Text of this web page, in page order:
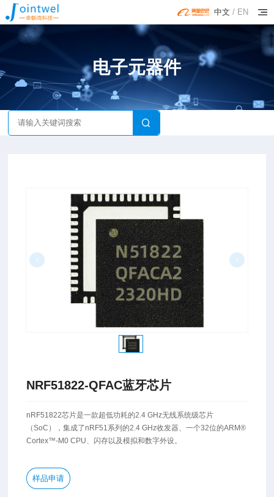
中文 / EN
电子元器件
NRF51822-QFAC蓝牙芯片
nRF51822芯片是一款超低功耗的2.4 GHz无线系统级芯片
（SoC），集成了nRF51系列的2.4 GHz收发器、一个32位的ARM®
Cortex™-M0 CPU、闪存以及模拟和数字外设。
样品申请